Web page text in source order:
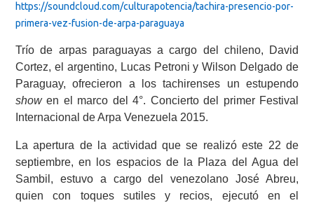
https://soundcloud.com/culturapotencia/tachira-presencio-por-
primera-vez-fusion-de-arpa-paraguaya
Trío de arpas paraguayas a cargo del chileno, David
Cortez, el argentino, Lucas Petroni y Wilson Delgado de
Paraguay, ofrecieron a los tachirenses un estupendo
showen el marco del 4°. Concierto del primer Festival
Internacional de Arpa Venezuela 2015.
La apertura de la actividad que se realizó este 22 de
septiembre, en los espacios de la Plaza del Agua del
Sambil, estuvo a cargo del venezolano José Abreu,
quien con toques sutiles y recios, ejecutó en el